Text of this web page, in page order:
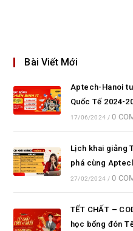
Bài Viết Mới
Aptech-Hanoi
Quốc Tế 2024-
17/06/2024 / 0
Lịch khai giảng
phá cùng
27/02/2024 / 0
TẾT CHẤT –
học bổng đón